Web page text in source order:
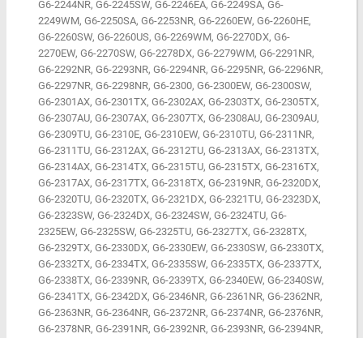
G6-2244NR, G6-2245SW, G6-2246EA, G6-2249SA, G6-
2249WM, G6-2250SA, G6-2253NR, G6-2260EW, G6-2260HE,
G6-2260SW, G6-2260US, G6-2269WM, G6-2270DX, G6-
2270EW, G6-2270SW, G6-2278DX, G6-2279WM, G6-2291NR,
G6-2292NR, G6-2293NR, G6-2294NR, G6-2295NR, G6-2296NR,
G6-2297NR, G6-2298NR, G6-2300, G6-2300EW, G6-2300SW,
G6-2301AX, G6-2301TX, G6-2302AX, G6-2303TX, G6-2305TX,
G6-2307AU, G6-2307AX, G6-2307TX, G6-2308AU, G6-2309AU,
G6-2309TU, G6-2310E, G6-2310EW, G6-2310TU, G6-2311NR,
G6-2311TU, G6-2312AX, G6-2312TU, G6-2313AX, G6-2313TX,
G6-2314AX, G6-2314TX, G6-2315TU, G6-2315TX, G6-2316TX,
G6-2317AX, G6-2317TX, G6-2318TX, G6-2319NR, G6-2320DX,
G6-2320TU, G6-2320TX, G6-2321DX, G6-2321TU, G6-2323DX,
G6-2323SW, G6-2324DX, G6-2324SW, G6-2324TU, G6-
2325EW, G6-2325SW, G6-2325TU, G6-2327TX, G6-2328TX,
G6-2329TX, G6-2330DX, G6-2330EW, G6-2330SW, G6-2330TX,
G6-2332TX, G6-2334TX, G6-2335SW, G6-2335TX, G6-2337TX,
G6-2338TX, G6-2339NR, G6-2339TX, G6-2340EW, G6-2340SW,
G6-2341TX, G6-2342DX, G6-2346NR, G6-2361NR, G6-2362NR,
G6-2363NR, G6-2364NR, G6-2372NR, G6-2374NR, G6-2376NR,
G6-2378NR, G6-2391NR, G6-2392NR, G6-2393NR, G6-2394NR,